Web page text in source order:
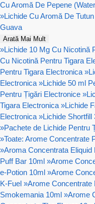
Cu Aromă De Pepene
»Lichide Cu Aromă De
Guava
Arată Mai Mult
»Lichide 10 Mg Cu Nicotină
Cu Nicotină Pentru Tigara
Pentru Tigara Electronica »
Electronica »Lichide 50 ml
Pentru Țigări Electronice »
Tigara Electronica »Lichide
Electronica »Lichide
»Pachete de Lichide Pentru
»Toate: Arome Concentrate
»Aroma Concentrata Eliquid
Puff Bar 10ml »Arome
e-Potion 10ml »Arome
K-Fuel »Arome Concentrate
Smokemania 10ml »Arome